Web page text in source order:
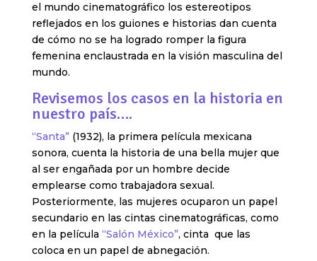
el mundo cinematográfico los estereotipos
reflejados en los guiones e historias dan cuenta
de cómo no se ha logrado romper la figura
femenina enclaustrada en la visión masculina del
mundo.
Revisemos los casos en la historia en
nuestro país….
“Santa”(1932), la primera película mexicana
sonora, cuenta la historia de una bella mujer que
al ser engañada por un hombre decide
emplearse como trabajadora sexual.
Posteriormente, las mujeres ocuparon un papel
secundario en las cintas cinematográficas, como
en la película “Salón México”, cinta que las
coloca en un papel de abnegación.